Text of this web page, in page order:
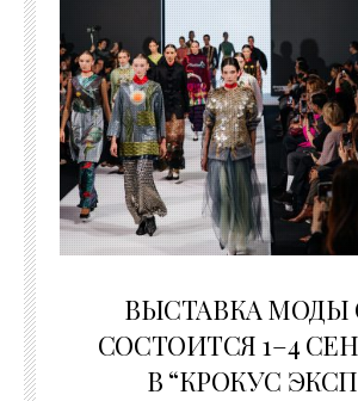
ВЫСТАВКА МОДЫ
СОСТОИТСЯ 1–4
В “КРОКУС